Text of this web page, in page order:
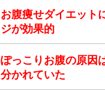
お腹痩せダイエット
ジが効果的
ぽっこりお腹の原因
分かれていた